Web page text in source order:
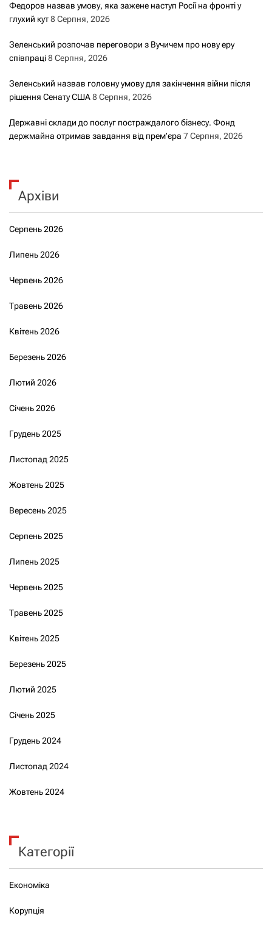
Федоров назвав умову, яка зажене наступ Росії на фронті у
глухий кут8 Серпня, 2026
Зеленський розпочав переговори з Вучичем про нову еру
співпраці8 Серпня, 2026
Зеленський назвав головну умову для закінчення війни після
рішення Сенату США8 Серпня, 2026
Державні склади до послуг постраждалого бізнесу. Фонд
держмайна отримав завдання від прем’єра 7 Серпня, 2026
Архіви
Серпень 2026
Липень 2026
Червень 2026
Травень 2026
Квітень 2026
Березень 2026
Лютий 2026
Січень 2026
Грудень 2025
Листопад 2025
Жовтень 2025
Вересень 2025
Серпень 2025
Липень 2025
Червень 2025
Травень 2025
Квітень 2025
Березень 2025
Лютий 2025
Січень 2025
Грудень 2024
Листопад 2024
Жовтень 2024
Категорії
Економіка
Корупція